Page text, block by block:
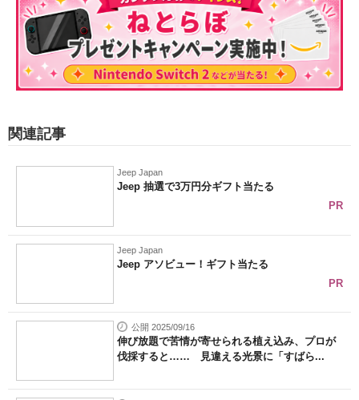
関連記事
Jeep Japan
Jeep 抽選で3万円分ギフト当たる
PR
Jeep Japan
Jeep アソビュー！ギフト当たる
PR
公開 2025/09/16
伸び放題で苦情が寄せられる植え込み、プロが
伐採すると…… 見違える光景に「すばら...